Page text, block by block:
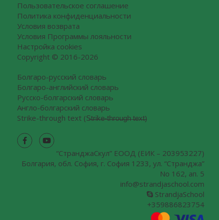
Пользовательское соглашение
Политика конфиденциальности
Условия возврата
Условия Программы лояльности
Настройка cookies
Copyright © 2016-2026
Болгаро-русский словарь
Болгаро-английский словарь
Русско-болгарский словарь
Англо-болгарский словарь
Strike-through text (S̶t̶r̶i̶k̶e̶-̶t̶h̶r̶o̶u̶g̶h̶ ̶t̶e̶x̶t̶)
“СтранджаCкул” ЕООД (ЕИК – 203953227)
Болгария, обл. София, г. София 1233, ул. “Странджа”
No 162, ап. 5
info@strandjaschool.com
StrandjaSchool
+359886823754